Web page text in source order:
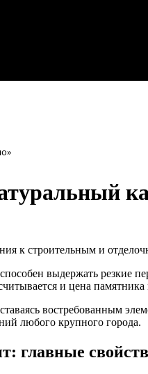
к строительным и
выдержать резкие
и цена памятника
востребованным
любого крупного города.
главные